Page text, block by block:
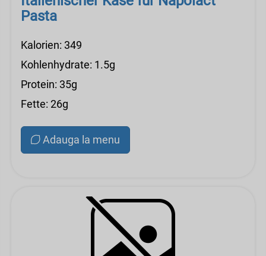
Pasta
Kalorien: 349
Kohlenhydrate: 1.5g
Protein: 35g
Fette: 26g
Adauga la menu